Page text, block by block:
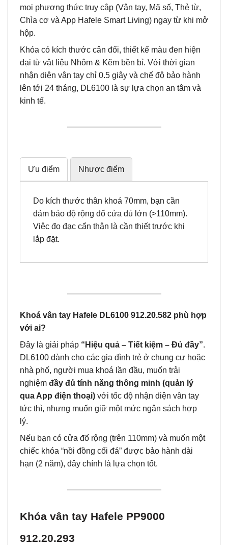
mọi phương thức truy cập (Vân tay, Mã số, Thẻ từ,
Chìa cơ và App Hafele Smart Living) ngay từ khi mở
hộp.
Khóa có kích thước cân đối, thiết kế màu đen hiện
đại từ vật liệu Nhôm & Kẽm bền bỉ. Với thời gian
nhận diện vân tay chỉ 0.5 giây và chế độ bảo hành
lên tới 24 tháng, DL6100 là sự lựa chọn an tâm và
kinh tế.
Ưu điểm Nhược điểm
Do kích thước thân khoá 70mm, bạn cần
đảm bảo độ rộng đố cửa đủ lớn (>110mm).
Việc đo đạc cẩn thận là cần thiết trước khi
lắp đặt.
Khoá vân tay Hafele DL6100 912.20.582 phù hợp
với ai?
Đây là giải pháp “Hiệu quả – Tiết kiệm – Đủ đầy”.
DL6100 dành cho các gia đình trẻ ở chung cư hoặc
nhà phố, người mua khoá lần đầu, muốn trải
nghiệm đầy đủ tính năng thông minh (quản lý
qua App điện thoại) với tốc độ nhận diện vân tay
tức thì, nhưng muốn giữ một mức ngân sách hợp
lý.
Nếu bạn có cửa đố rộng (trên 110mm) và muốn một
chiếc khóa “nồi đồng cối đá” được bảo hành dài
hạn (2 năm), đây chính là lựa chọn tốt.
Khóa vân tay Hafele PP9000
912.20.293